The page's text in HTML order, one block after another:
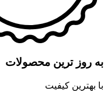
به روز ترین محصولات
با بهترین کیفیت